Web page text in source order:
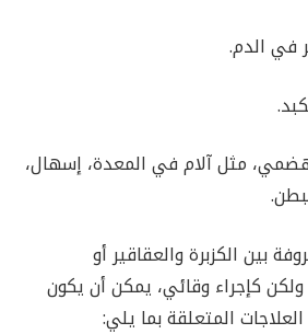
في الدم.
مثل آلام في المعدة، إسهال،
بين الكزبرة والعقاقير أو
كإجراء وقائي، يمكن أن يكون
العلاجات المتعلقة بما يلي: